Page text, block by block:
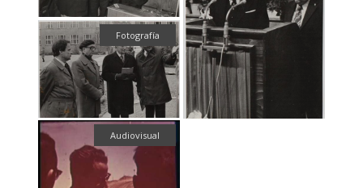
Fotografía
Audiovisual